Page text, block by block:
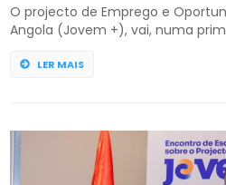
O projecto de Emprego e
Angola (Jovem +), vai, numa
dez mil para o informal, de
LER MAIS